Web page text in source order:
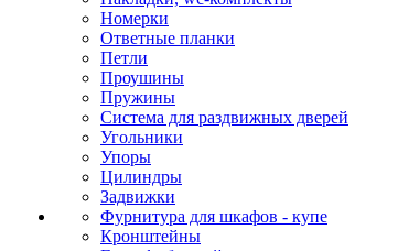
Номерки
Ответные планки
Петли
Проушины
Пружины
Система для раздвижных дверей
Угольники
Упоры
Цилиндры
Задвижки
Фурнитура для шкафов - купе
Кронштейны